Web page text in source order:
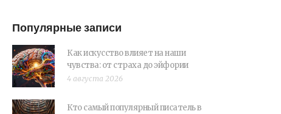
Популярные записи
Как искусство влияет на наши
чувства: от страха до эйфории
4 августа 2026
Кто самый популярный писатель в